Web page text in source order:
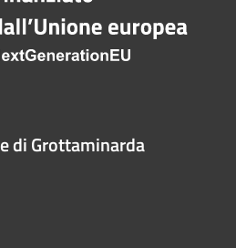
di Grottaminarda